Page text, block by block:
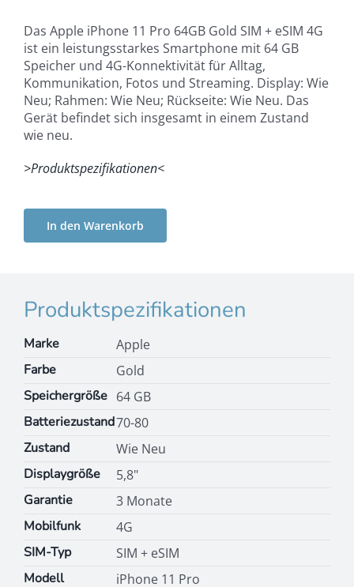
Das Apple iPhone 11 Pro 64GB Gold SIM + eSIM 4G
ist ein leistungsstarkes Smartphone mit 64 GB
Speicher und 4G-Konnektivität für Alltag,
Kommunikation, Fotos und Streaming. Display: Wie
Neu; Rahmen: Wie Neu; Rückseite: Wie Neu. Das
Gerät befindet sich insgesamt in einem Zustand
wie neu.
>Produktspezifikationen<
In den Warenkorb
Produktspezifikationen
Marke
Apple
Farbe
Gold
Speichergröße 64 GB
Batteriezustand70-80
Zustand
Wie Neu
Displaygröße
5,8"
Garantie
3 Monate
Mobilfunk
4G
SIM-Typ
SIM + eSIM
Modell
iPhone 11 Pro